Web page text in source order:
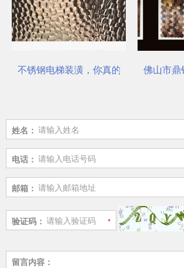
不锈钢电梯装潢，你真的选对了吗？
佛山市鼎
姓名：
电话：
邮箱：
验证码：
留言内容：